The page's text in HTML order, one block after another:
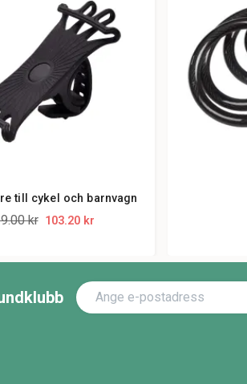
till cykel och barnvagn
kr 103.20 kr